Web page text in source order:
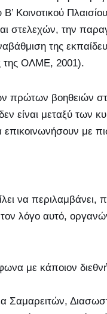
Κοινοτικού
στελεχών, την
της
της ΟΛΜΕ, 2001).
πρώτων βοηθειών
είναι μεταξύ
με
να περιλαμβάνει,
λόγο αυτό,
με κάποιον
Σαμαρειτών,